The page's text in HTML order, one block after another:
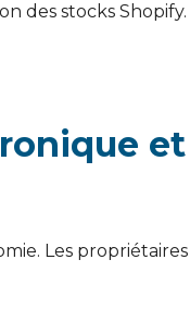
des stocks Shopify.
et
Les